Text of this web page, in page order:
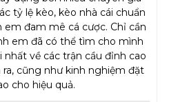
tỷ lệ kèo, kèo nhà cái chuẩn
em đam mê cá cược. Chỉ cần
em đã có thể tìm cho mình
về các trận cầu đỉnh cao
ra, cũng như kinh nghiệm đặt
cho hiệu quả.